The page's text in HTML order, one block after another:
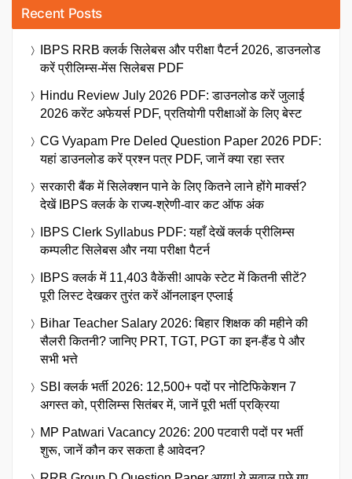
Recent Posts
IBPS RRB क्लर्क सिलेबस और परीक्षा पैटर्न 2026, डाउनलोड
करें प्रीलिम्स-मेंस सिलेबस PDF
Hindu Review July 2026 PDF: डाउनलोड करें जुलाई
2026 करेंट अफेयर्स PDF, प्रतियोगी परीक्षाओं के लिए बेस्ट
CG Vyapam Pre Deled Question Paper 2026 PDF:
यहां डाउनलोड करें प्रश्न पत्र PDF, जानें क्या रहा स्तर
सरकारी बैंक में सिलेक्शन पाने के लिए कितने लाने होंगे मार्क्स?
देखें IBPS क्लर्क के राज्य-श्रेणी-वार कट ऑफ अंक
IBPS Clerk Syllabus PDF: यहाँ देखें क्लर्क प्रीलिम्स
कम्पलीट सिलेबस और नया परीक्षा पैटर्न
IBPS क्लर्क में 11,403 वैकेंसी! आपके स्टेट में कितनी सीटें?
पूरी लिस्ट देखकर तुरंत करें ऑनलाइन एप्लाई
Bihar Teacher Salary 2026: बिहार शिक्षक की महीने की
सैलरी कितनी? जानिए PRT, TGT, PGT का इन-हैंड पे और
सभी भत्ते
SBI क्लर्क भर्ती 2026: 12,500+ पदों पर नोटिफिकेशन 7
अगस्त को, प्रीलिम्स सितंबर में, जानें पूरी भर्ती प्रक्रिया
MP Patwari Vacancy 2026: 200 पटवारी पदों पर भर्ती
शुरू, जानें कौन कर सकता है आवेदन?